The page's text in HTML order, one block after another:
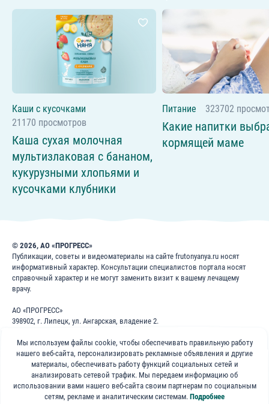
Каши с кусочками
21170 просмотров
Каша сухая молочная
мультизлаковая с бананом,
кукурузными хлопьями и
кусочками клубники
Питание 323702
Какие напитки
кормящей маме
© 2026, АО «ПРОГРЕСС»
Публикации, советы и видеоматериалы на сайте frutonyanya.ru носят
информативный характер. Консультации специалистов портала носят
справочный характер и не могут заменить визит к вашему лечащему
врачу.
АО «ПРОГРЕСС»
398902, г. Липецк, ул. Ангарская, владение 2.
ОГРН: 1024840823996
8 800 200 1 400
Бесплатно для звонков по России
Мы используем файлы cookie, чтобы обеспечивать правильную работу
нашего веб-сайта, персонализировать рекламные объявления и другие
материалы, обеспечивать работу функций социальных сетей и
анализировать сетевой трафик. Мы передаем информацию об
использовании вами нашего веб-сайта своим партнерам по социальным
сетям, рекламе и аналитическим системам. Подробнее